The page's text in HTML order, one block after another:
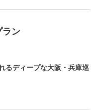
ラン
るディープな大阪・兵庫巡